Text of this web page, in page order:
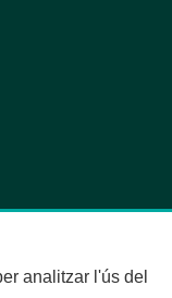
analitzar l'ús del